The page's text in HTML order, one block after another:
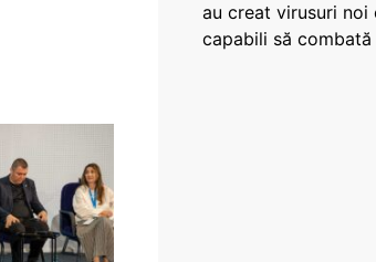
au creat virusuri noi
capabili să